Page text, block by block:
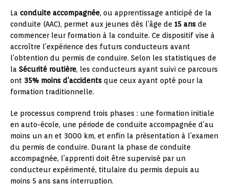
La conduite accompagnée, ou apprentissage anticipé de la
conduite (AAC), permet aux jeunes dès l’âge de 15 ans de
commencer leur formation à la conduite. Ce dispositif vise à
accroître l’expérience des futurs conducteurs avant
l’obtention du permis de conduire. Selon les statistiques de
la Sécurité routière, les conducteurs ayant suivi ce parcours
ont 35% moins d’accidents que ceux ayant opté pour la
formation traditionnelle.
Le processus comprend trois phases : une formation initiale
en auto-école, une période de conduite accompagnée d’au
moins un an et 3000 km, et enfin la présentation à l’examen
du permis de conduire. Durant la phase de conduite
accompagnée, l’apprenti doit être supervisé par un
conducteur expérimenté, titulaire du permis depuis au
moins 5 ans sans interruption.